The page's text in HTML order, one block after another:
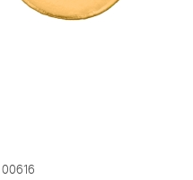
00616